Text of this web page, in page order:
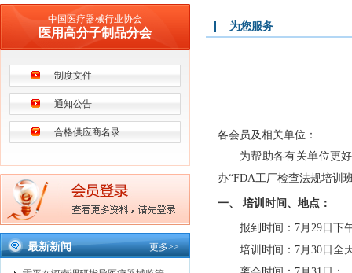
中国医疗器械行业协会
医用高分子制品分会
制度文件
通知公告
合格供应商名录
最新新闻 更多>>
为您服务
各会员及相关单位：
为帮助各有关单位更
办“FDA工厂检查法规培训
一、 培训时间、地点：
报到时间：7月29日下
培训时间：7月30日全